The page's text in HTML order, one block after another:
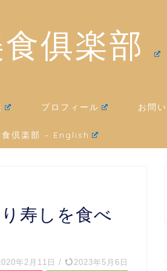
俱楽部
プロフィール お問
食倶楽部 – English
寿しを食べ
年2月11日 / 2023年5月6日